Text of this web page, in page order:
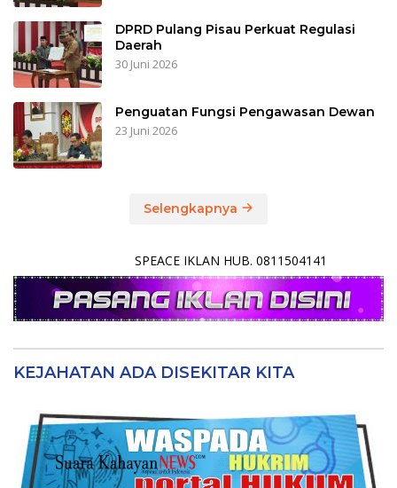
DPRD Pulang Pisau Perkuat Regulasi
Daerah
30 Juni 2026
Penguatan Fungsi Pengawasan Dewan
23 Juni 2026
Selengkapnya
SPEACE IKLAN HUB. 0811504141
KEJAHATAN ADA DISEKITAR KITA